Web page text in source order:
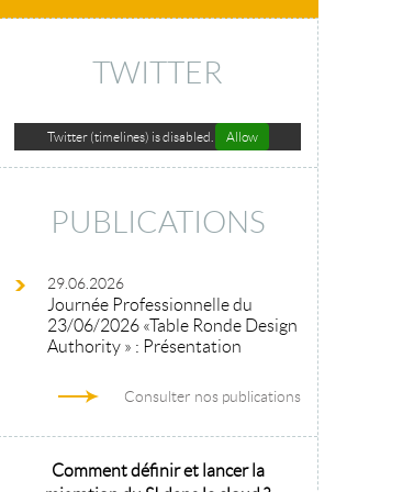
TWITTER
Twitter (timelines) is disabled. Allow
PUBLICATIONS
29.06.2026
Journée Professionnelle du
23/06/2026 «Table Ronde Design
Authority » : Présentation
Consulter nos publications
Comment définir et lancer la
Architecture